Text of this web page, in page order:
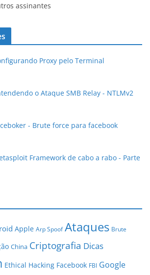
assinantes
Proxy pelo Terminal
o Ataque SMB Relay - NTLMv2
- Brute force para facebook
Framework de cabo a rabo - Parte
Apple Arp Spoof Ataques Brute
China Criptografia Dicas
Ethical Hacking Facebook FBI Google